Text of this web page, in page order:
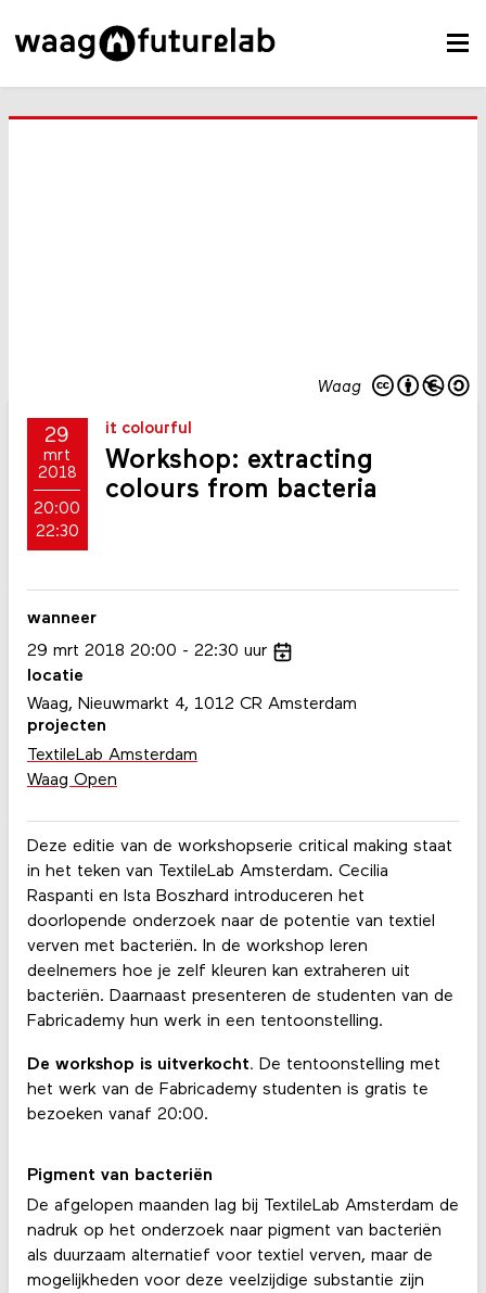
Waag
29
mrt
2018
20:00
22:30
it colourful
Workshop: extracting
colours from bacteria
Deze editie van de workshopserie critical making staat
in het teken van TextileLab Amsterdam. Cecilia
Raspanti en Ista Boszhard introduceren het
doorlopende onderzoek naar de potentie van textiel
verven met bacteriën. In de workshop leren
deelnemers hoe je zelf kleuren kan extraheren uit
bacteriën. Daarnaast presenteren de studenten van de
Fabricademy hun werk in een tentoonstelling.
De workshop is uitverkocht. De tentoonstelling met
het werk van de Fabricademy studenten is gratis te
bezoeken vanaf 20:00.
Pigment van bacteriën
De afgelopen maanden lag bij TextileLab Amsterdam de
nadruk op het onderzoek naar pigment van bacteriën
als duurzaam alternatief voor textiel verven, maar de
mogelijkheden voor deze veelzijdige substantie zijn
wanneer
29 mrt 2018 20:00 22:30 uur
locatie
Waag, Nieuwmarkt 4, 1012 CR Amsterdam
projecten
TextileLab Amsterdam
Waag Open